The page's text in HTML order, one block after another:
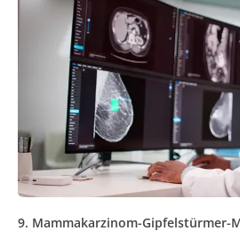
9. Mammakarzinom-Gipfelstürmer-